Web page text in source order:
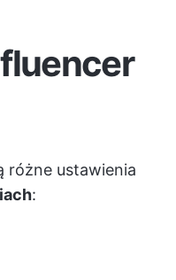
różne ustawienia
: